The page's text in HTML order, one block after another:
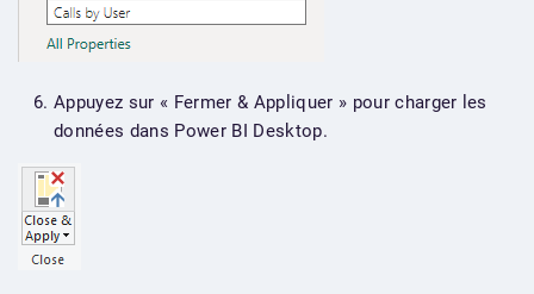
Appuyez sur « Fermer & Appliquer » pour charger les
données dans Power BI Desktop.